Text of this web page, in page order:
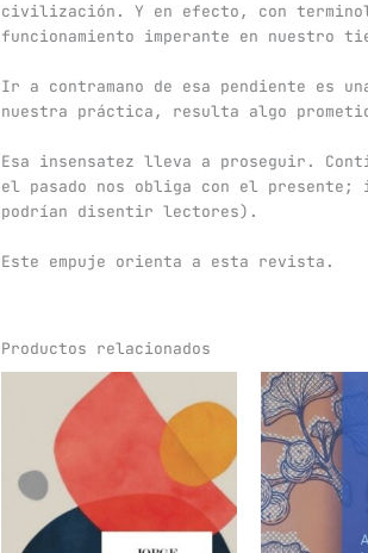
civilización. Y en efecto, con
funcionamiento imperante en nuestro
Ir a contramano de esa pendiente es
nuestra práctica, resulta algo
Esa insensatez lleva a proseguir.
el pasado nos obliga con el presente;
podrían disentir lectores).
Este empuje orienta a esta revista.
Productos relacionados